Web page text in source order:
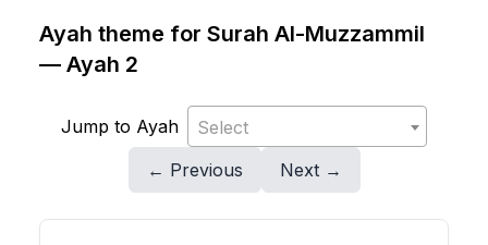
Ayah theme for Surah Al-Muzzammil
— Ayah 2
Jump to Ayah
Select
← Previous
Next →